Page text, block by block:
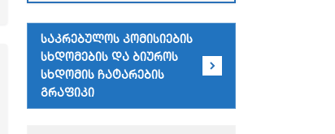
ადმინისტრაციული
შენობა)
საკრებულოს კომისიების
სხდომების და ბიუროს
სხდომის ჩატარების
გრაფიკი